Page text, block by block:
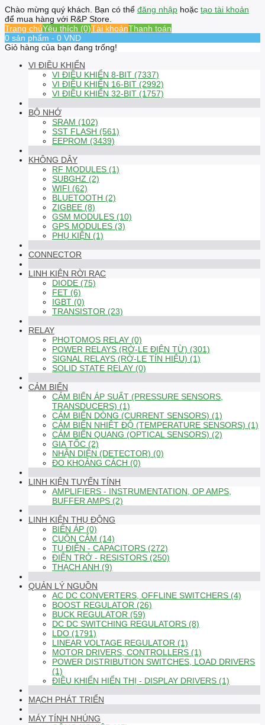
Chào mừng quý khách. Bạn có thể đăng nhập hoặc tạo tài khoản
để mua hàng với R&P Store.
Trang chủYêu thích (0)Tài khoảnThanh toán
0 sản phẩm - 0 VND
Giỏ hàng của bạn đang trống!
VI ĐIỀU KHIỂN
VI ĐIỀU KHIỂN 8-BIT (7337)
VI ĐIỀU KHIỂN 16-BIT (2992)
VI ĐIỀU KHIỂN 32-BIT (1757)
BỘ NHỚ
SRAM (102)
SST FLASH (561)
EEPROM (3439)
KHÔNG DÂY
RF MODULES (1)
SUBGHZ (2)
WIFI (62)
BLUETOOTH (2)
ZIGBEE (8)
GSM MODULES (10)
GPS MODULES (3)
PHỤ KIỆN (1)
CONNECTOR
LINH KIỆN RỜI RẠC
DIODE (75)
FET (6)
IGBT (0)
TRANSISTOR (23)
RELAY
PHOTOMOS RELAY (0)
POWER RELAYS (RỜ-LE ĐIỆN TỪ) (301)
SIGNAL RELAYS (RỜ-LE TÍN HIỆU) (1)
SOLID STATE RELAY (0)
CẢM BIẾN
CẢM BIẾN ÁP SUẤT (PRESSURE SENSORS,
TRANSDUCERS) (1)
CẢM BIẾN DÒNG (CURRENT SENSORS) (1)
CẢM BIẾN NHIỆT ĐỘ (TEMPERATURE SENSORS) (1)
CẢM BIẾN QUANG (OPTICAL SENSORS) (2)
GIA TỐC (2)
NHẬN DIỆN (DETECTOR) (0)
ĐO KHOẢNG CÁCH (0)
LINH KIỆN TUYẾN TÍNH
AMPLIFIERS - INSTRUMENTATION, OP AMPS,
BUFFER AMPS (2)
LINH KIỆN THỤ ĐỘNG
BIẾN ÁP (0)
CUỘN CẢM (14)
TỤ ĐIỆN - CAPACITORS (272)
ĐIỆN TRỞ - RESISTORS (250)
THẠCH ANH (9)
QUẢN LÝ NGUỒN
AC DC CONVERTERS, OFFLINE SWITCHERS (4)
BOOST REGULATOR (26)
BUCK REGULATOR (59)
DC DC SWITCHING REGULATORS (8)
LDO (1791)
LINEAR VOLTAGE REGULATOR (1)
MOTOR DRIVERS, CONTROLLERS (1)
POWER DISTRIBUTION SWITCHES, LOAD DRIVERS
(1)
ĐIỀU KHIỂN HIỂN THỊ - DISPLAY DRIVERS (1)
MẠCH PHÁT TRIỂN
MÁY TÍNH NHÚNG